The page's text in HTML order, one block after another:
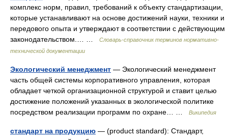
комплекс норм, правил, требований к объекту стандартизации,
которые устанавливают на основе достижений науки, техники и
передового опыта и утверждают в соответствии с действующим
законодательством.… …
Словарь-справочник терминов нормативно-
технической документации
Экологический менеджмент — Экологический менеджмент
часть общей системы корпоративного управления, которая
обладает четкой организационной структурой и ставит целью
достижение положений указанных в экологической политике
посредством реализации программ по охране… …
Википедия
стандарт на продукцию — (product standard): Стандарт,